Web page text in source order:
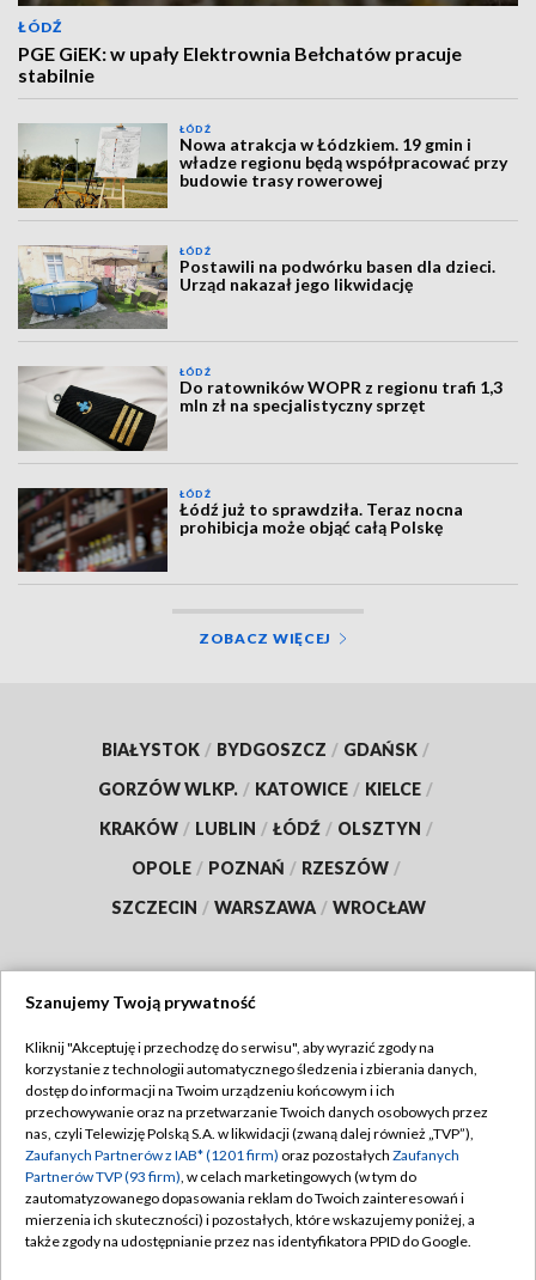
ŁÓDŹ
PGE GiEK: w upały Elektrownia Bełchatów pracuje
stabilnie
ŁÓDŹ
Nowa atrakcja w Łódzkiem. 19 gmin i
władze regionu będą współpracować przy
budowie trasy rowerowej
ŁÓDŹ
Postawili na podwórku basen dla dzieci.
Urząd nakazał jego likwidację
ŁÓDŹ
Do ratowników WOPR z regionu trafi 1,3
mln zł na specjalistyczny sprzęt
ŁÓDŹ
Łódź już to sprawdziła. Teraz nocna
prohibicja może objąć całą Polskę
ZOBACZ WIĘCEJ
BIAŁYSTOK / BYDGOSZCZ / GDAŃSK /
GORZÓW WLKP. / KATOWICE / KIELCE /
KRAKÓW / LUBLIN / ŁÓDŹ / OLSZTYN /
OPOLE / POZNAŃ / RZESZÓW /
SZCZECIN / WARSZAWA / WROCŁAW
TVP
Abonament TVP
Emisja w TVP
Centrum informacji TVP
Naziemna Telewizja Cyfrowa
Regulamin TVP
Polityka prywatności
Moje zgody
Pomoc
Szanujemy Twoją prywatność
Kliknij "Akceptuję i przechodzę do serwisu", aby wyrazić zgody na
korzystanie z technologii automatycznego śledzenia i zbierania danych,
dostęp do informacji na Twoim urządzeniu końcowym i ich
przechowywanie oraz na przetwarzanie Twoich danych osobowych przez
nas, czyli Telewizję Polską S.A. w likwidacji (zwaną dalej również „TVP”),
Zaufanych Partnerów z IAB* (1201 firm) oraz pozostałych Zaufanych
Partnerów TVP (93 firm), w celach marketingowych (w tym do
zautomatyzowanego dopasowania reklam do Twoich zainteresowań i
mierzenia ich skuteczności) i pozostałych, które wskazujemy poniżej, a
także zgody na udostępnianie przez nas identyfikatora PPID do Google.